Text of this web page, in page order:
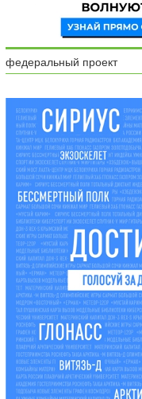
федеральный проект